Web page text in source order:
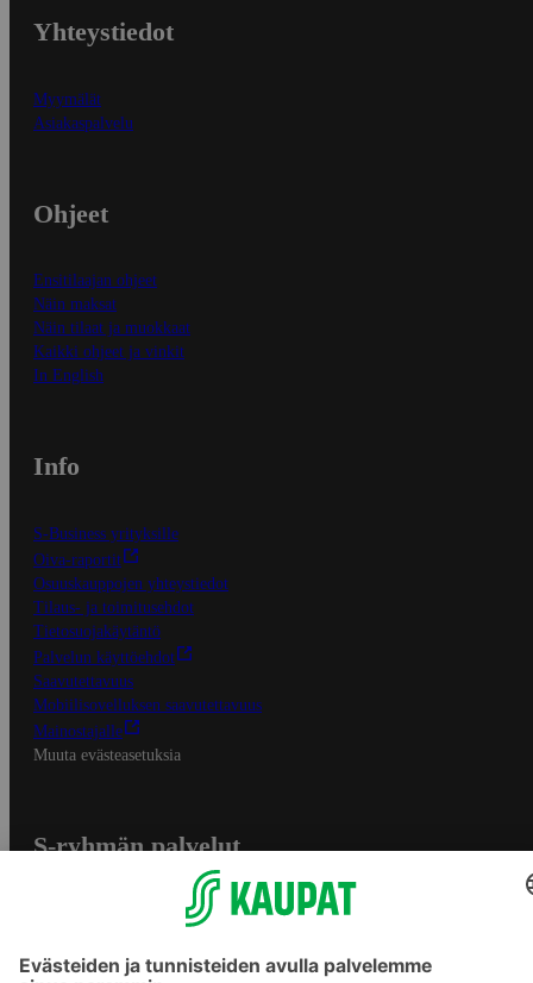
Yhteystiedot
Myymälät
Asiakaspalvelu
Ohjeet
Ensitilaajan ohjeet
Näin maksat
Näin tilaat ja muokkaat
Kaikki ohjeet ja vinkit
In English
Info
S-Business yrityksille
Oiva-raportit
Osuuskauppojen yhteystiedot
Tilaus- ja toimitusehdot
Tietosuojakäytäntö
Palvelun käyttöehdot
Saavutettavuus
Mobiilisovelluksen saavutettavuus
Mainostajalle
Muuta evästeasetuksia
S-ryhmän palvelut
Yhteishyvä Ruoka -sovellus